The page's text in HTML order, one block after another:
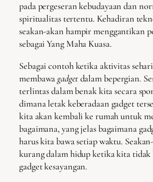
pada pergeseran kebudayaan dan
spiritualitas tertentu. Kehadiran
seakan-akan hampir menggantikan
sebagai Yang Maha Kuasa.
Sebagai contoh ketika aktivitas
membawa gadgetdalam bepergian.
terlintas dalam benak kita secara
dimana letak keberadaan gadget
kita akan kembali ke rumah untuk
bagaimana, yang jelas bagaimana
harus kita bawa setiap waktu.
kurang dalam hidup ketika kita tidak
gadget kesayangan.